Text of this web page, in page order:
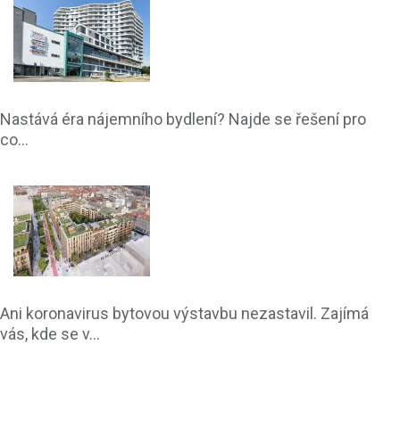
Nastává éra nájemního bydlení? Najde se řešení pro
co...
Ani koronavirus bytovou výstavbu nezastavil. Zajímá
vás, kde se v...